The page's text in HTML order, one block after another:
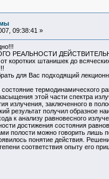
09:38:41 »
РЕАЛЬНОСТИ
коротких штанишек до
для Вас подходящий
термодинамического
этой части спектра
заключенного в
результат получил образное
к анализу равновесного
достижения состояния
полости можно говорить лишь
понятие действия.
соответствия опыту его